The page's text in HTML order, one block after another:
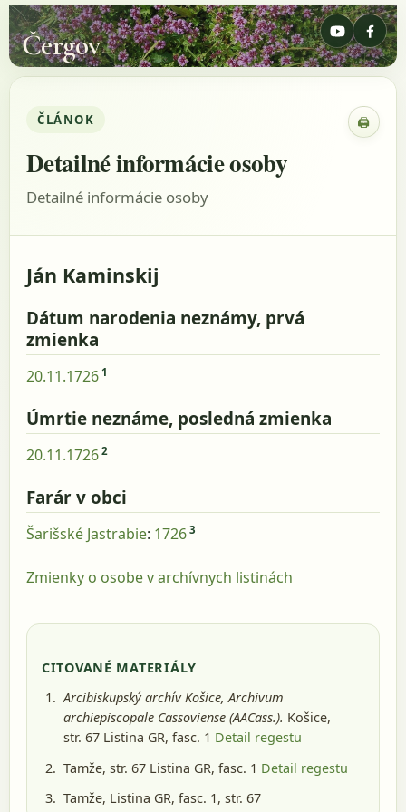
Čergov
ČLÁNOK 🖨
Detailné informácie osoby
Detailné informácie osoby
Ján Kaminskij
Dátum narodenia neznámy, prvá
zmienka
20.11.1726 1
Úmrtie neznáme, posledná zmienka
20.11.1726 2
Farár v obci
Šarišské Jastrabie: 1726 3
Zmienky o osobe v archívnych listinách
CITOVANÉ MATERIÁLY
Arcibiskupský archív Košice, Archivum
archiepiscopale Cassoviense (AACass.). Košice,
str. 67 Listina GR, fasc. 1 Detail regestu
Tamže, str. 67 Listina GR, fasc. 1 Detail regestu
Tamže, Listina GR, fasc. 1, str. 67